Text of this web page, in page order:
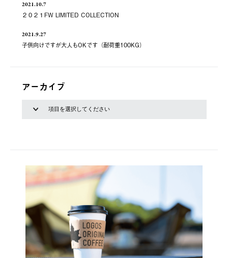
2021.10.7
２０２１FW LIMITED COLLECTION
2021.9.27
子供向けですが大人もOKです（耐荷重100KG）
アーカイブ